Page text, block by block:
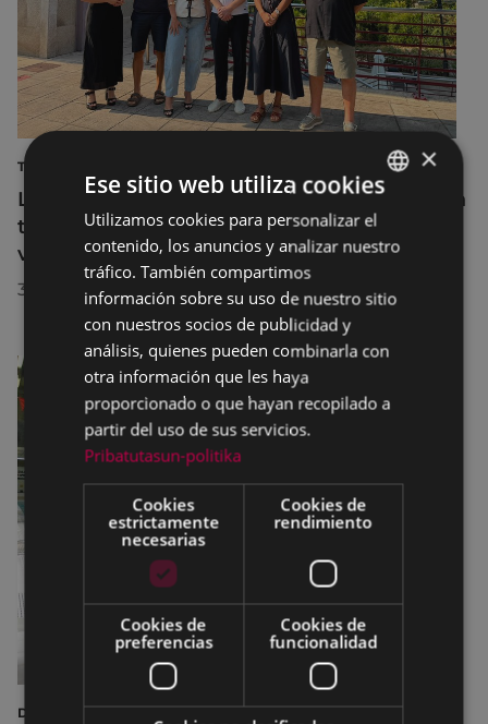
TURISMO
La diputada Azahara Domínguez destaca la
transformación turística de Eibar en su
visita a la localidad
30/07/2026
DEPORTES
BASQUE
SPANISH
×
Ese sitio web utiliza cookies
Utilizamos cookies para personalizar el
contenido, los anuncios y analizar nuestro
tráfico. También compartimos
información sobre su uso de nuestro sitio
con nuestros socios de publicidad y
análisis, quienes pueden combinarla con
otra información que les haya
proporcionado o que hayan recopilado a
partir del uso de sus servicios.
Pribatutasun-politika
Cookies
estrictamente
necesarias
Cookies de
rendimiento
Cookies de
preferencias
Cookies de
funcionalidad